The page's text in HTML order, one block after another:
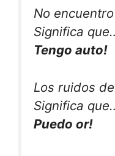
No
Significa
Tengo auto!
Los ruidos
Significa
Puedo or!